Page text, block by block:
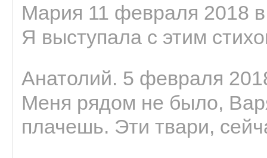
Мария 11 февраля 2018
Я выступала с этим
Анатолий. 5 февраля
Меня рядом не было,
плачешь. Эти твари,